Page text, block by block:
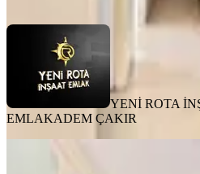
YENİ ROTA
EMLAKADEM ÇAKIR